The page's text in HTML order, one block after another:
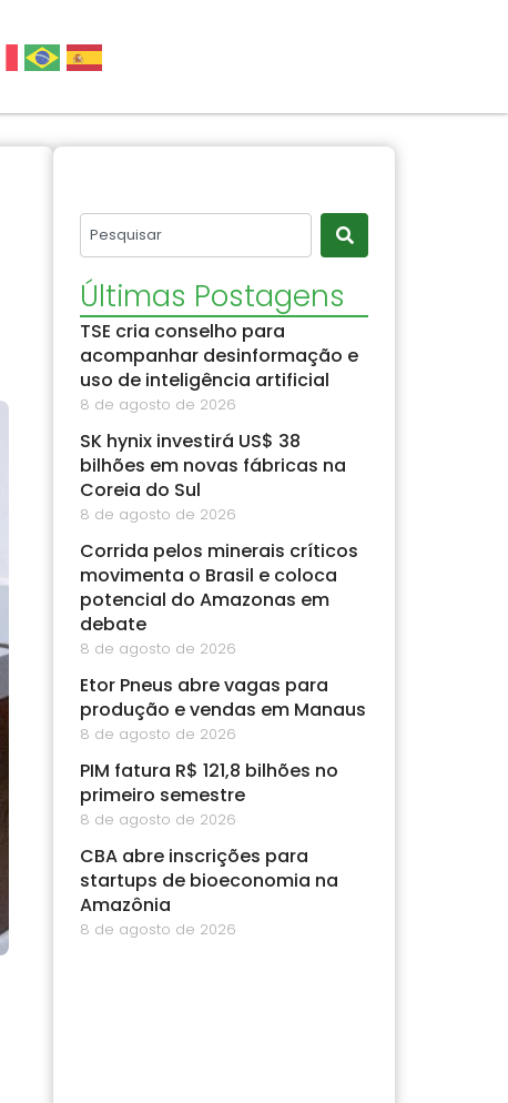
Últimas Postagens
TSE cria conselho para
acompanhar desinformação e
uso de inteligência artificial
8 de agosto de 2026
SK hynix investirá US$ 38
bilhões em novas fábricas na
Coreia do Sul
8 de agosto de 2026
Corrida pelos minerais críticos
movimenta o Brasil e coloca
potencial do Amazonas em
debate
8 de agosto de 2026
Etor Pneus abre vagas para
produção e vendas em Manaus
8 de agosto de 2026
PIM fatura R$ 121,8 bilhões no
primeiro semestre
8 de agosto de 2026
CBA abre inscrições para
startups de bioeconomia na
Amazônia
8 de agosto de 2026